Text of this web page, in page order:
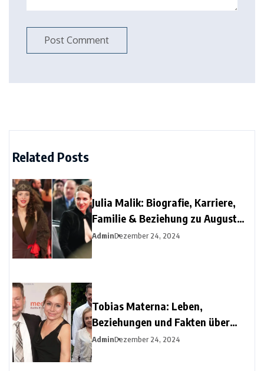
Related Posts
Julia Malik: Biografie, Karriere,
Familie & Beziehung zu August
Diehl
AdminDezember 24, 2024
Tobias Materna: Leben,
Beziehungen und Fakten über
Christine Urspruchs Ex-Ehemann
AdminDezember 24, 2024